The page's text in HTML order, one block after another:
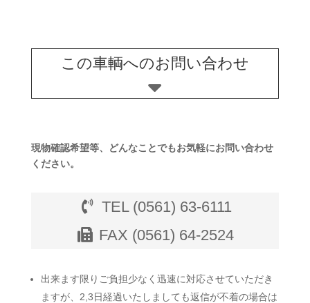
この車輌へのお問い合わせ
現物確認希望等、どんなことでもお気軽にお問い合わせ
ください。
TEL (0561) 63-6111
FAX (0561) 64-2524
出来ます限りご負担少なく迅速に対応させていただき
ますが、2,3日経過いたしましても返信が不着の場合は